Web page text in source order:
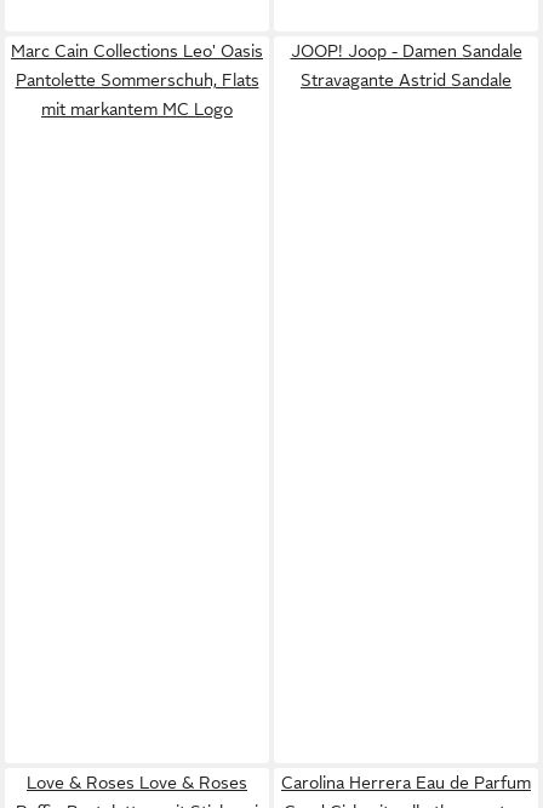
Marc Cain Collections Leo' Oasis
Pantolette Sommerschuh, Flats
mit markantem MC Logo
JOOP! Joop - Damen Sandale
Stravagante Astrid Sandale
Love & Roses Love & Roses
Carolina Herrera Eau de Parfum